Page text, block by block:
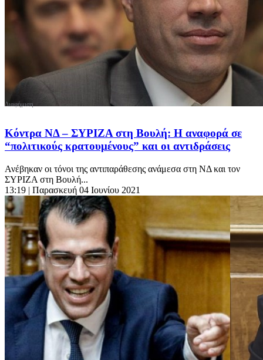
Κόντρα ΝΔ – ΣΥΡΙΖΑ στη Βουλή: Η αναφορά σε
“πολιτικούς κρατουμένους” και οι αντιδράσεις
Ανέβηκαν οι τόνοι της αντιπαράθεσης ανάμεσα στη ΝΔ και τον
ΣΥΡΙΖΑ στη Βουλή...
13:19 | Παρασκευή 04 Ιουνίου 2021